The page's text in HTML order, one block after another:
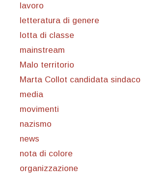
lavoro
letteratura di genere
lotta di classe
mainstream
Malo territorio
Marta Collot candidata sindaco
media
movimenti
nazismo
news
nota di colore
organizzazione